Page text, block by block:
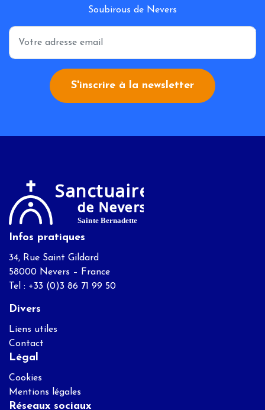
Soubirous de Nevers
*
S'inscrire à la newsletter
Infos pratiques
34, Rue Saint Gildard
58000 Nevers – France
Tel : +33 (0)3 86 71 99 50
Divers
Liens utiles
Contact
Légal
Cookies
Mentions légales
Réseaux sociaux